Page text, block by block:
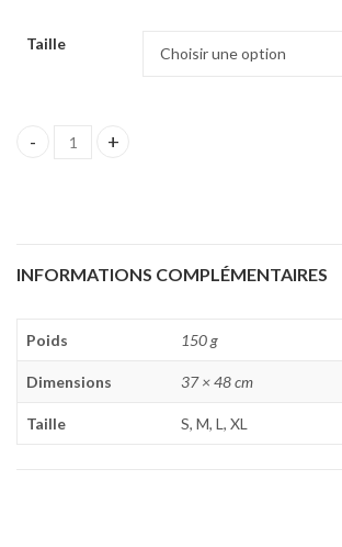
Taille
quantité de Maillot Extérieur Vinsky FC 22/23
INFORMATIONS COMPLÉMENTAIRES
Poids 150 g
Dimensions 37 × 48 cm
Taille S, M, L, XL